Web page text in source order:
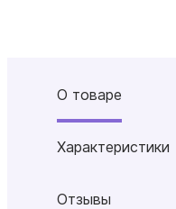
О товаре
Характеристики
Отзывы